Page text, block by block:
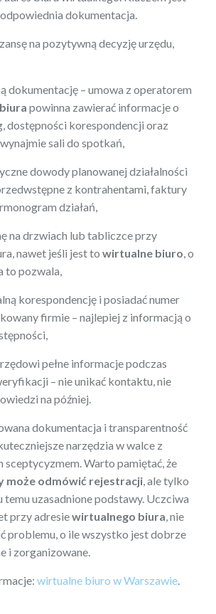
dokumentacja.
na pozytywną decyzję urzędu,
dokumentację – umowa z operatorem
powinna zawierać informacje o
dostępności korespondencji oraz
sali do spotkań,
dowody planowanej działalności
z kontrahentami, faktury
działań,
na drzwiach lub tabliczce przy
nawet jeśli jest to wirtualne biuro , o
to pozwala,
korespondencję i posiadać numer
firmie – najlepiej z informacją o
pełne informacje podczas
– nie unikać kontaktu, nie
na później.
dokumentacja i transparentność
narzędzia w walce z
Warto pamiętać, że
może odmówić rejestracji , ale tylko
temu uzasadnione podstawy. Uczciwa
przy adresiewirtualnego biura , nie
problemu, o ile wszystko jest dobrze
i zorganizowane.
wirtualne biuro w Warszawie